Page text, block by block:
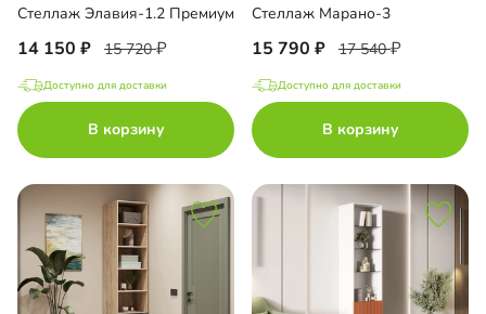
Стеллаж Элавия-1.2 Премиум
14 150 15 720
Доступно для доставки
В корзину
Стеллаж Марано-3
15 790 17 540
Доступно для доставки
В корзину